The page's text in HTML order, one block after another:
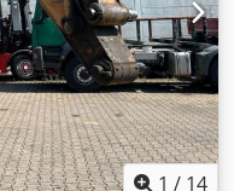
1 / 14